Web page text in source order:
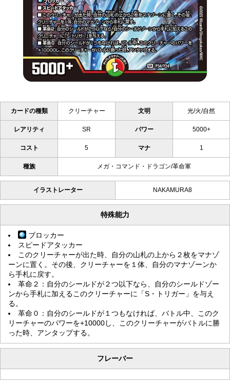
カードの種類 クリーチャー 文明 光/火/自然
レアリティ SR パワー 5000+
コスト 5 マナ 1
種族 メガ・コマンド・ドラゴン/革命軍
イラストレーター NAKAMURA8
特殊能力
ブロッカー
スピードアタッカー
このクリーチャーが出た時、自分の山札の上から２枚をマナゾ
ーンに置く。その後、クリーチャーを１体、自分のマナゾーンか
ら手札に戻す。
革命２：自分のシールドが２つ以下なら、自分のシールドゾー
ンから手札に加えるこのクリーチャーに「S・トリガー」を与え
る。
革命０：自分のシールドが１つもなければ、バトル中、このク
リーチャーのパワーを+10000し、このクリーチャーがバトルに勝
った時、アンタップする。
フレーバー